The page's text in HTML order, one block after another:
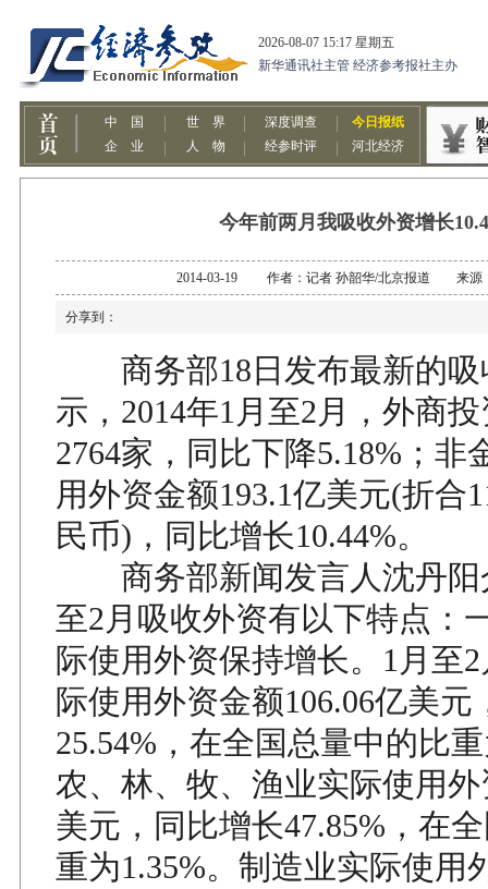
今年前两月我吸收外资增长
2014-03-19 作者：记者 孙韶华/北京报道 来源
分享到：
商务部18日发布最新的吸
示，2014年1月至2月，外商
2764家，同比下降5.18%；非
用外资金额193.1亿美元(折合
民币)，同比增长10.44%。
商务部新闻发言人沈丹阳
至2月吸收外资有以下特点：
际使用外资保持增长。1月至
际使用外资金额106.06亿美元
25.54%，在全国总量中的比
农、林、牧、渔业实际使用外
美元，同比增长47.85%，在
重为1.35%。制造业实际使用